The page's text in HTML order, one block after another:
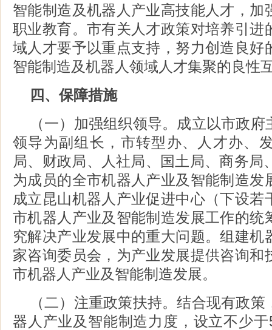
智能制造及机器人产业高技能人才，加
职业教育。市有关人才政策对培养引进
域人才要予以重点支持，努力创造良好
智能制造及机器人领域人才集聚的良性
四、保障措施
（一）加强组织领导。成立以市政
领导为副组长，市转型办、人才办、
局、财政局、人社局、国土局、商务局
为成员的全市机器人产业及智能制造发
成立昆山机器人产业促进中心（下设若
市机器人产业及智能制造发展工作的统
究解决产业发展中的重大问题。组建机
家咨询委员会，为产业发展提供咨询和
市机器人产业及智能制造发展。
（二）注重政策扶持。结合现有政
器人产业及智能制造力度，设立不少